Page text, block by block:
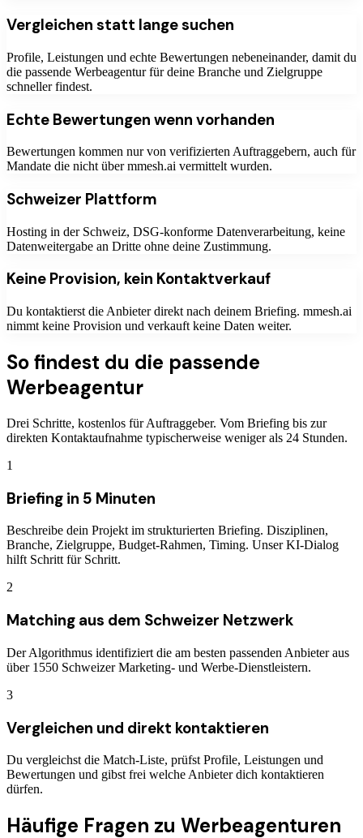
Vergleichen statt lange suchen
Profile, Leistungen und echte Bewertungen nebeneinander, damit du
die passende Werbeagentur für deine Branche und Zielgruppe
schneller findest.
Echte Bewertungen wenn vorhanden
Bewertungen kommen nur von verifizierten Auftraggebern, auch für
Mandate die nicht über mmesh.ai vermittelt wurden.
Schweizer Plattform
Hosting in der Schweiz, DSG-konforme Datenverarbeitung, keine
Datenweitergabe an Dritte ohne deine Zustimmung.
Keine Provision, kein Kontaktverkauf
Du kontaktierst die Anbieter direkt nach deinem Briefing. mmesh.ai
nimmt keine Provision und verkauft keine Daten weiter.
So findest du die passende
Werbeagentur
Drei Schritte, kostenlos für Auftraggeber. Vom Briefing bis zur
direkten Kontaktaufnahme typischerweise weniger als 24 Stunden.
1
Briefing in 5 Minuten
Beschreibe dein Projekt im strukturierten Briefing. Disziplinen,
Branche, Zielgruppe, Budget-Rahmen, Timing. Unser KI-Dialog
hilft Schritt für Schritt.
2
Matching aus dem Schweizer Netzwerk
Der Algorithmus identifiziert die am besten passenden Anbieter aus
über 1550 Schweizer Marketing- und Werbe-Dienstleistern.
3
Vergleichen und direkt kontaktieren
Du vergleichst die Match-Liste, prüfst Profile, Leistungen und
Bewertungen und gibst frei welche Anbieter dich kontaktieren
dürfen.
Häufige Fragen zu Werbeagenturen